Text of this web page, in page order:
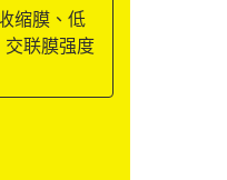
缩膜、低
联膜强度